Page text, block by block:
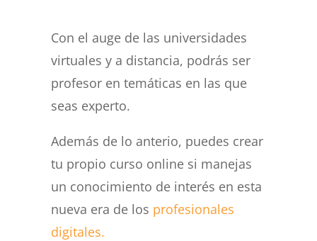
Con el auge de las universidades
virtuales y a distancia, podrás ser
profesor en temáticas en las que
seas experto.
Además de lo anterio, puedes crear
tu propio curso online si manejas
un conocimiento de interés en esta
nueva era de los profesionales
digitales.